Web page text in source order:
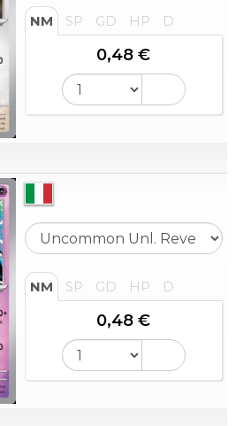
NM SP GD HP D
0,48 €
NM SP GD HP D
0,48 €